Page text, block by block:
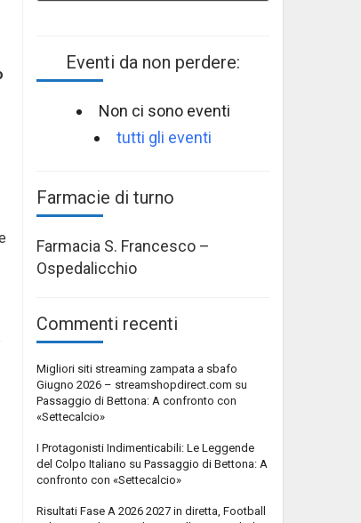
Eventi da non perdere:
Non ci sono eventi
tutti gli eventi
Farmacie di turno
Farmacia S. Francesco –
Ospedalicchio
Commenti recenti
Migliori siti streaming zampata a sbafo
Giugno 2026 – streamshopdirect.com su
Passaggio di Bettona: A confronto con
«Settecalcio»
I Protagonisti Indimenticabili: Le Leggende
del Colpo Italiano su Passaggio di Bettona: A
confronto con «Settecalcio»
Risultati Fase A 2026 2027 in diretta, Football